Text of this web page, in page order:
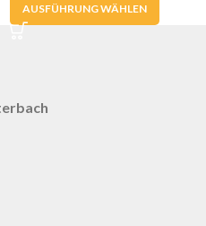
AUSFÜHRUNG WÄHLEN